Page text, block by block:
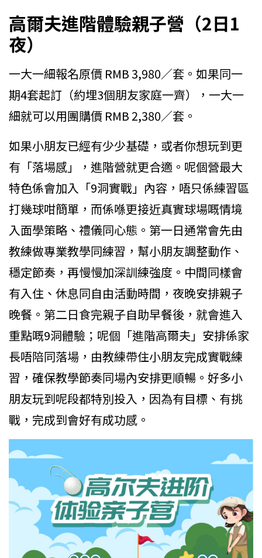
高爾夫進階體驗親子營（2日1
夜）
一大一細報名原價 RMB 3,980／套。如果同一
期4套起訂（約埋3個朋友家庭一齊），一大一
細就可以用團購價 RMB 2,380／套。
如果小朋友已經有少少基礎，或者你想玩到更
有「落場感」，進階營就更合適。呢個營最大
特色係會加入「9洞實戰」內容，唔只係練習區
打幾球咁簡單，而係喺更接近真實球場嘅情境
入面學策略、禮儀同心態。第一日通常會先由
教練做專業教學同練習，幫小朋友調整動作、
穩定節奏，再慢慢加深訓練強度。中間同樣會
有入住、休息同自由活動時間，夜晚安排親子
晚餐。第二日食完親子自助早餐後，就會進入
重點嘅9洞體驗；呢個「進階高爾夫」安排係家
長唔陪同落場，由教練帶住小朋友完成實戰練
習，確保教學節奏同場內安排更順暢。好多小
朋友玩到呢段都特別投入，因為有目標、有挑
戰，完成到會好有成功感。